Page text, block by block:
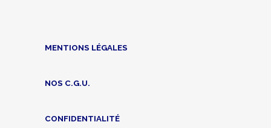
MENTIONS LÉGALES
NOS C.G.U.
CONFIDENTIALITÉ